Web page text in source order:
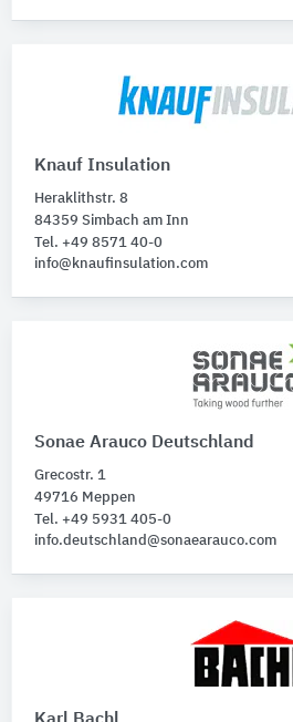
Knauf Insulation
Heraklithstr. 8
84359 Simbach am Inn
Tel. +49 8571 40-0
info@knaufinsulation.com
Sonae Arauco Deutschland
Grecostr. 1
49716 Meppen
Tel. +49 5931 405-0
info.deutschland@sonaearauco.com